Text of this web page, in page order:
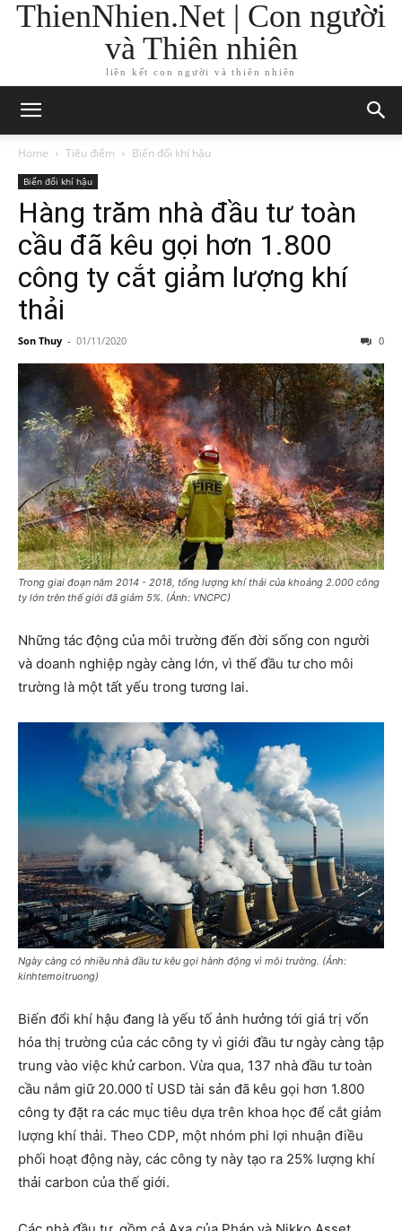
ThienNhien.Net | Con người
và Thiên nhiên
liên kết con người và thiên nhiên
Home Tiêu điểm Biến đổi khí hậu
Biến đổi khí hậu
Hàng trăm nhà đầu tư toàn
cầu đã kêu gọi hơn 1.800
công ty cắt giảm lượng khí
thải
Son Thuy - 01/11/2020 0
Trong giai đoạn năm 2014 - 2018, tổng lượng khí thải của khoảng 2.000 công
ty lớn trên thế giới đã giảm 5%. (Ảnh: VNCPC)
Những tác động của môi trường đến đời sống con người
và doanh nghiệp ngày càng lớn, vì thế đầu tư cho môi
trường là một tất yếu trong tương lai.
Ngày càng có nhiều nhà đầu tư kêu gọi hành động vì môi trường. (Ảnh:
kinhtemoitruong)
Biến đổi khí hậu đang là yếu tố ảnh hưởng tới giá trị vốn
hóa thị trường của các công ty vì giới đầu tư ngày càng tập
trung vào việc khử carbon. Vừa qua, 137 nhà đầu tư toàn
cầu nắm giữ 20.000 tỉ USD tài sản đã kêu gọi hơn 1.800
công ty đặt ra các mục tiêu dựa trên khoa học để cắt giảm
lượng khí thải. Theo CDP, một nhóm phi lợi nhuận điều
phối hoạt động này, các công ty này tạo ra 25% lượng khí
thải carbon của thế giới.